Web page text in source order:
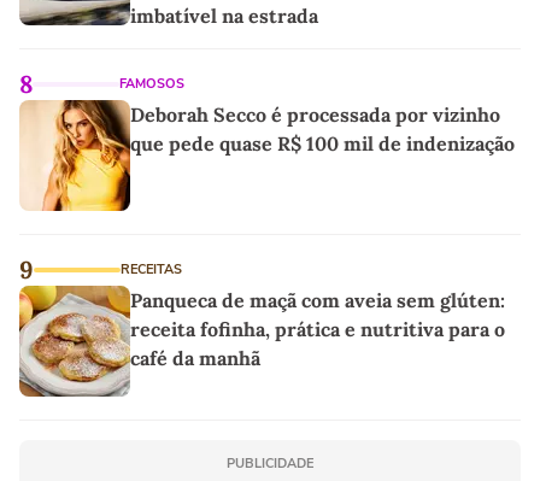
imbatível na estrada
8 FAMOSOS
Deborah Secco é processada por vizinho
que pede quase R$ 100 mil de indenização
9 RECEITAS
Panqueca de maçã com aveia sem glúten:
receita fofinha, prática e nutritiva para o
café da manhã
PUBLICIDADE